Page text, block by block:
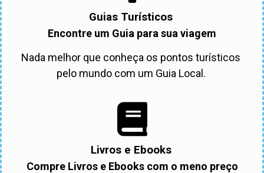
Guias Turísticos
Encontre um Guia para sua viagem
Nada melhor que conheça os pontos turísticos
pelo mundo com um Guia Local.
Livros e Ebooks
Compre Livros e Ebooks com o meno preço